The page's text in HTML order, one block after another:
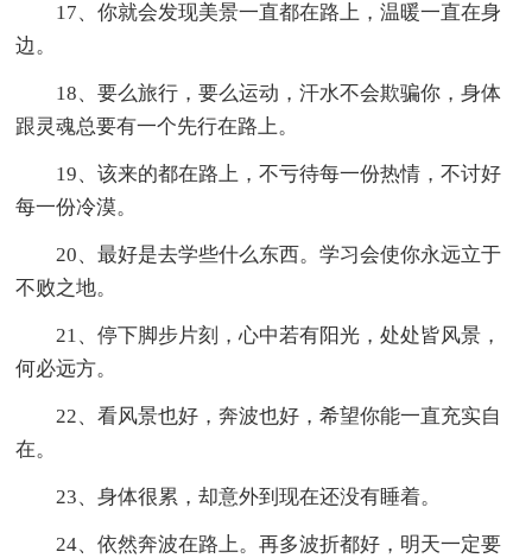
17、你就会发现美景一直都在路上，温暖一直在身
边。
18、要么旅行，要么运动，汗水不会欺骗你，身体
跟灵魂总要有一个先行在路上。
19、该来的都在路上，不亏待每一份热情，不讨好
每一份冷漠。
20、最好是去学些什么东西。学习会使你永远立于
不败之地。
21、停下脚步片刻，心中若有阳光，处处皆风景，
何必远方。
22、看风景也好，奔波也好，希望你能一直充实自
在。
23、身体很累，却意外到现在还没有睡着。
24、依然奔波在路上。再多波折都好，明天一定要